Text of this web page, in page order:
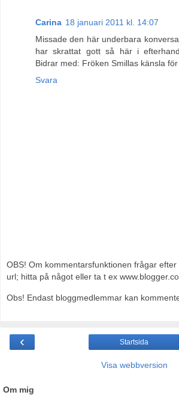
Carina 18 januari 2011 kl. 14:07
Missade den här underbara
har skrattat gott så här i
Bidrar med: Fröken Smillas känsla för
Svara
OBS! Om kommentarsfunktionen frågar efter
url; hitta på något eller ta t ex
Obs! Endast bloggmedlemmar kan
‹ Startsida
Visa webbversion
Om mig